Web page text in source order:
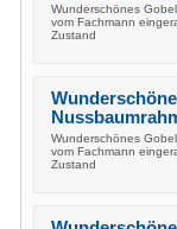
Wunderschönes
vom Fachmann
Zustand
Wunderschönes
vom Fachmann
Zustand